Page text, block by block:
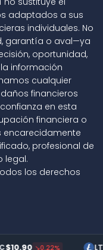
adaptados a sus
individuales. No
garantía o aval—ya
oportunidad,
información
cualquier
financieros
en esta
financiera o
encarecidamente
profesional de
legal.
los derechos
↘0.22% LTC